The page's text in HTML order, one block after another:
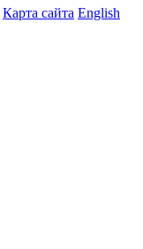
Карта сайта English